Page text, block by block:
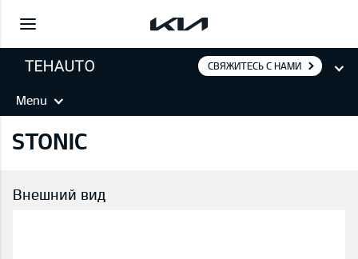
СВЯЖИТЕСЬ С НАМИ
Menu
STONIC
Внешний вид